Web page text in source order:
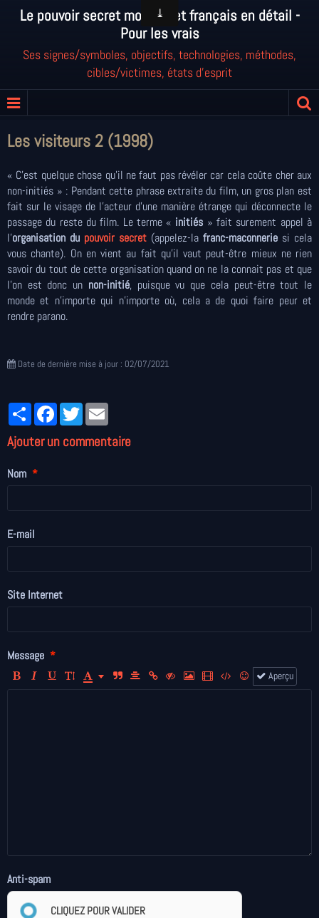
Le pouvoir secret mondial et français en détail -
Pour les vrais
Ses signes/symboles, objectifs, technologies, méthodes,
cibles/victimes, états d'esprit
Les visiteurs 2 (1998)
« C’est quelque chose qu’il ne faut pas révéler car cela coûte cher aux
non-initiés » : Pendant cette phrase extraite du film, un gros plan est
fait sur le visage de l’acteur d'une manière étrange qui déconnecte le
passage du reste du film. Le terme « initiés » fait surement appel à
l'organisation du pouvoir secret (appelez-la franc-maconnerie si cela
vous chante). On en vient au fait qu'il vaut peut-être mieux ne rien
savoir du tout de cette organisation quand on ne la connait pas et que
l'on est donc un non-initié, puisque vu que cela peut-être tout le
monde et n'importe qui n'importe où, cela a de quoi faire peur et
rendre parano.
Date de dernière mise à jour : 02/07/2021
PartagerFacebookTwitter
Ajouter un commentaire
Nom
E-mail
Site Internet
Message
Aperçu
Anti-spam
CLIQUEZ POUR VALIDER